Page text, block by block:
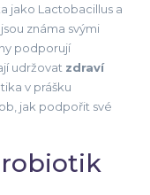
jako Lactobacillus a
známa svými
podporují
udržovat zdraví
v prášku
jak podpořit své